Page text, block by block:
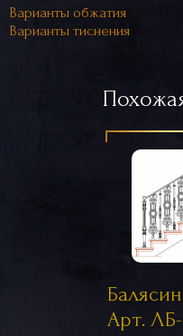
Варианты обжатия
Варианты тиснения
Арт.